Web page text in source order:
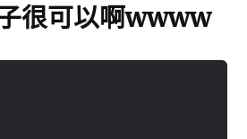
很可以啊wwww